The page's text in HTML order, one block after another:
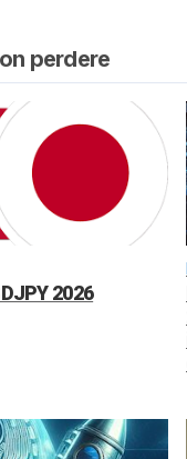
perdere
2026